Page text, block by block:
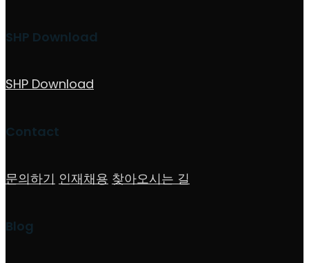
SHP Download
SHP Download
Contact
문의하기 인재채용 찾아오시는 길
Blog